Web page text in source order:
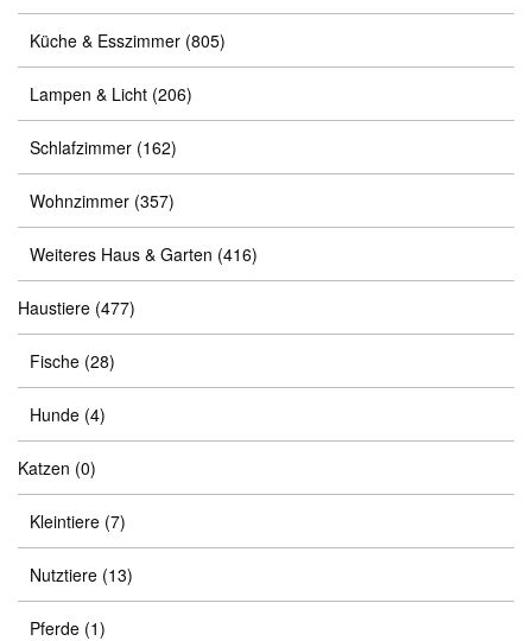
Küche & Esszimmer (805)
Lampen & Licht (206)
Schlafzimmer (162)
Wohnzimmer (357)
Weiteres Haus & Garten (416)
Haustiere (477)
Fische (28)
Hunde (4)
Katzen (0)
Kleintiere (7)
Nutztiere (13)
Pferde (1)